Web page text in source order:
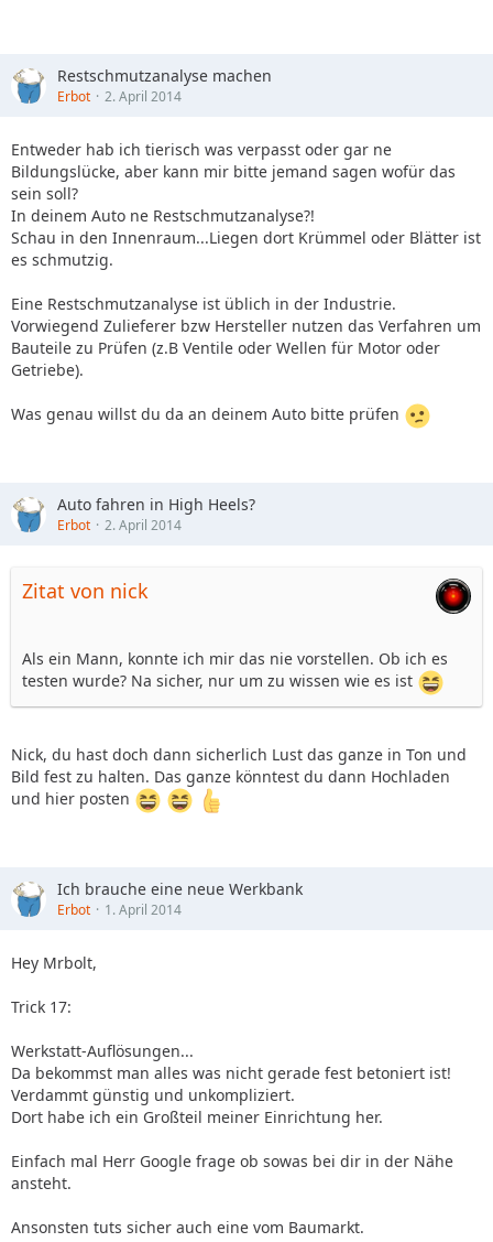
Restschmutzanalyse machen
Erbot 2. April 2014
Entweder hab ich tierisch was verpasst oder gar ne
Bildungslücke, aber kann mir bitte jemand sagen wofür das
sein soll?
In deinem Auto ne Restschmutzanalyse?!
Schau in den Innenraum...Liegen dort Krümmel oder Blätter ist
es schmutzig.
Eine Restschmutzanalyse ist üblich in der Industrie.
Vorwiegend Zulieferer bzw Hersteller nutzen das Verfahren um
Bauteile zu Prüfen (z.B Ventile oder Wellen für Motor oder
Getriebe).
Was genau willst du da an deinem Auto bitte prüfen
Auto fahren in High Heels?
Erbot 2. April 2014
Zitat von nick
Als ein Mann, konnte ich mir das nie vorstellen. Ob ich es
testen wurde? Na sicher, nur um zu wissen wie es ist
Nick, du hast doch dann sicherlich Lust das ganze in Ton und
Bild fest zu halten. Das ganze könntest du dann Hochladen
und hier posten
Ich brauche eine neue Werkbank
Erbot 1. April 2014
Hey Mrbolt,
Trick 17:
Werkstatt-Auflösungen...
Da bekommst man alles was nicht gerade fest betoniert ist!
Verdammt günstig und unkompliziert.
Dort habe ich ein Großteil meiner Einrichtung her.
Einfach mal Herr Google frage ob sowas bei dir in der Nähe
ansteht.
Ansonsten tuts sicher auch eine vom Baumarkt.